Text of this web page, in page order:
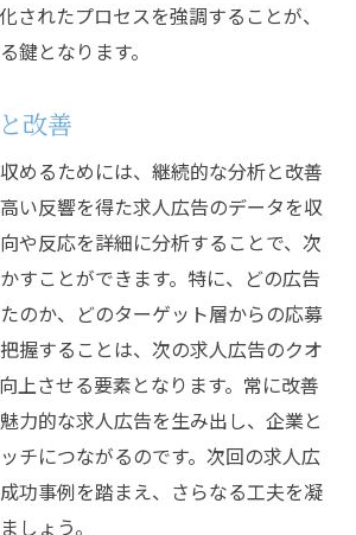
されたプロセスを強調することが、
鍵となります。
改善
めるためには、継続的な分析と改善
い反響を得た求人広告のデータを収
や反応を詳細に分析することで、次
すことができます。特に、どの広告
のか、どのターゲット層からの応募
握することは、次の求人広告のクオ
上させる要素となります。常に改善
力的な求人広告を生み出し、企業と
チにつながるのです。次回の求人広
功事例を踏まえ、さらなる工夫を凝
しょう。